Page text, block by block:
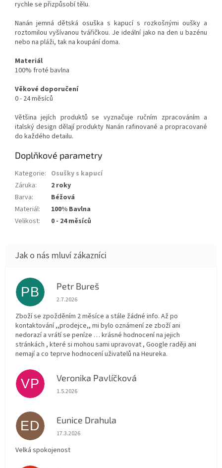
rychle se přizpůsobí tělu.
Nanán jemná dětská osuška s kapucí s rozkošnými oušky a
roztomilou vyšívanou tvářičkou. Je ideální jako na den u bazénu
nebo na pláži, tak na koupání doma.
Materiál
100% froté bavlna
Věkové doporučení
0 - 24 měsíců
Většina jejích produktů se vyznačuje ručním zpracováním a
italský design dělají produkty Nanán rafinované a propracované
do každého detailu.
Doplňkové parametry
Kategorie: Osušky s kapucí
Záruka:
2 roky
Barva:
Béžová
Materiál:
100% Bavlna
Velikost: 0 - 24 měsíců
PB Petr Bureš
Hodnocení obchodu je 1 z 5 hvězdiček.
2.7.2026
Zboží se zpožděním 2 měsíce a stále žádné info. Až po
kontaktování ,,prodejce,, mi bylo oznámení ze zboží ani
nedorazí a vrátí se peníze … krásné hodnocení na jejich
stránkách , které si mohou sami upravovat , Google raději ani
nemají a co teprve hodnocení uživatelů na Heureka.
VP Veronika Pavlíčková
Hodnocení obchodu je 5 z 5 hvězdiček.
1.5.2026
ED Eunice Drahula
Hodnocení obchodu je 5 z 5 hvězdiček.
17.3.2026
Velká spokojenost